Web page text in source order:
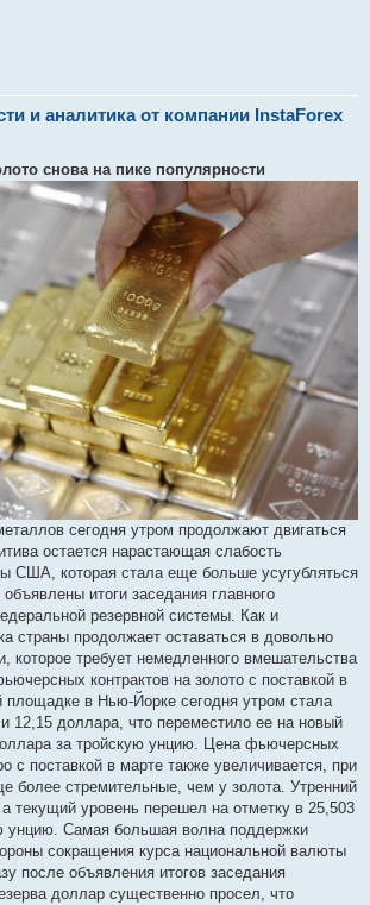
и аналитика от компании InstaForex
снова на пике популярности
сегодня утром продолжают двигаться
остается нарастающая слабость
США, которая стала еще больше усугубляться
итоги заседания главного
резервной системы. Как и
страны продолжает оставаться в довольно
которое требует немедленного вмешательства
контрактов на золото с поставкой в
площадке в Нью-Йорке сегодня утром стала
12,15 доллара, что переместило ее на новый
за тройскую унцию. Цена фьючерсных
с поставкой в марте также увеличивается, при
более стремительные, чем у золота. Утренний
текущий уровень перешел на отметку в 25,503
унцию. Самая большая волна поддержки
сокращения курса национальной валюты
после объявления итогов заседания
доллар существенно просел, что